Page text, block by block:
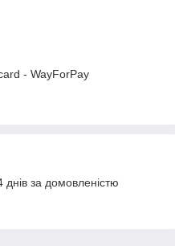
- WayForPay
за домовленістю